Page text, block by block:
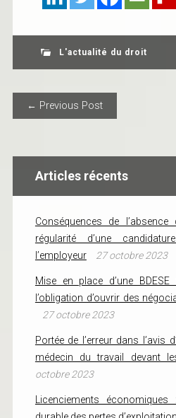
L'actualité du droit
POST
← Previous Post
Articles récents
Conséquences de
régularité d’une
l’employeur
27 octobre 2023
Mise en place d’une BDESE
l’obligation d’ouvrir des
27 octobre 2023
Portée de l’erreur dans l’avis
médecin du travail devant
octobre 2023
Licenciements